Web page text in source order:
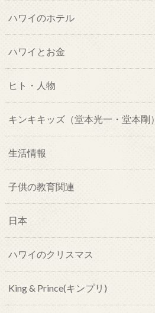
ハワイのホテル
ハワイとお金
ヒト・人物
キンキキッズ（堂本光一・堂本剛）
生活情報
子供の教育関連
日本
ハワイのクリスマス
King & Prince(キンプリ)